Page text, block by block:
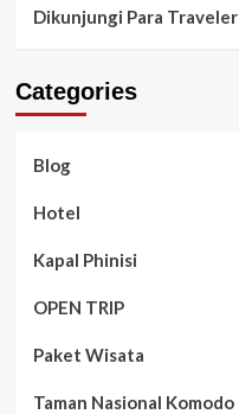
Dikunjungi Para Traveler
Categories
Blog
Hotel
Kapal Phinisi
OPEN TRIP
Paket Wisata
Taman Nasional Komodo